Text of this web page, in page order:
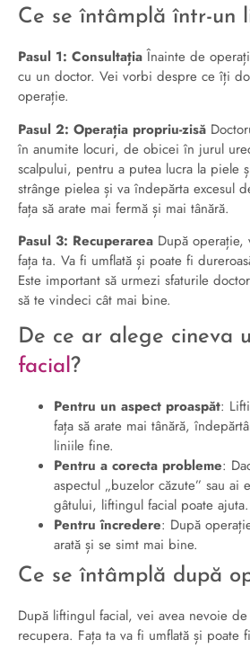
Ce se întâmplă într-un
Pasul 1: ConsultațiaÎnainte de
cu un doctor. Vei vorbi despre ce îți
operație.
Pasul 2: Operația propriu-zisă
în anumite locuri, de obicei în jurul
scalpului, pentru a putea lucra la piele
strânge pielea și va îndepărta excesul
fața să arate mai fermă și mai tânără.
Pasul 3: Recuperarea După
fața ta. Va fi umflată și poate fi
Este important să urmezi sfaturile
să te vindeci cât mai bine.
De ce ar alege cineva
facial?
Pentru un aspect proaspăt:
fața să arate mai tânără,
liniile fine.
Pentru a corecta probleme:
aspectul „buzelor căzute” sau ai
gâtului, liftingul facial poate ajuta.
Pentru încredere: După
arată și se simt mai bine.
Ce se întâmplă după
După liftingul facial, vei avea nevoie
recupera. Fața ta va fi umflată și poate